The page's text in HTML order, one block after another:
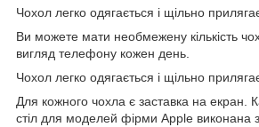
Чохол легко одягається і щільно
Ви можете мати необмежену кількість
вигляд телефону кожен день.
Чохол легко одягається і щільно
Для кожного чохла є заставка на екран.
стіл для моделей фірми Apple виконана